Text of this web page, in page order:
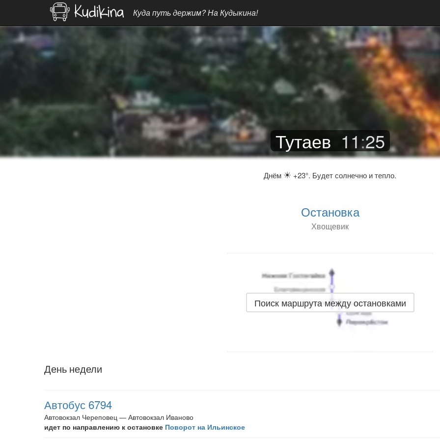
Куда путь держим? На Кудыкина!
Тутаев 11:25
Днём ☀ +23°. Будет солнечно и тепло.
Остановка
Хвощевик
Поиск маршрута между остановками
День недели
Автобус 6794
Автовокзал Череповец — Автовокзал Иваново
идет по направлению к остановке Поворот на Ильинское